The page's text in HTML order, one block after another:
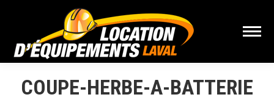
COUPE-HERBE-A-BATTERIE